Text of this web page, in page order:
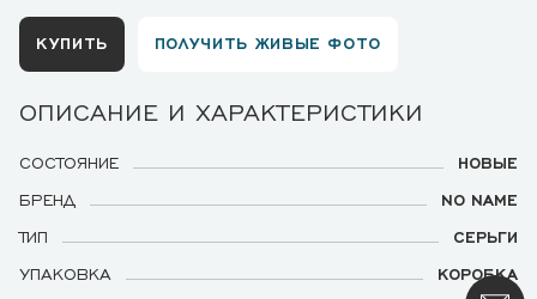
КУПИТЬ ПОЛУЧИТЬ ЖИВЫЕ ФОТО
ОПИСАНИЕ И ХАРАКТЕРИСТИКИ
СОСТОЯНИЕ
НОВЫЕ
БРЕНД
NO NAME
ТИП
СЕРЬГИ
УПАКОВКА
КОРОБКА